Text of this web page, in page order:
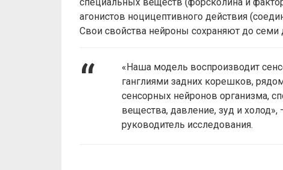
агонистов ноцицептивного действия
Свои свойства нейроны сохраняют до семи
«Наша модель воспроизводит
ганглиями задних корешков,
сенсорных нейронов организма,
вещества, давление, зуд и
руководитель исследования.